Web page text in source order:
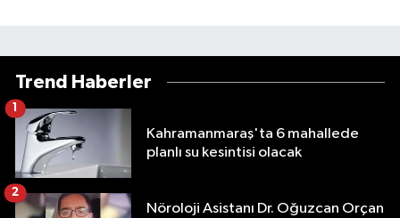
Trend Haberler
Kahramanmaraş'ta 6 mahallede
planlı su kesintisi olacak
1
Nöroloji Asistanı Dr. Oğuzcan Orçan
2